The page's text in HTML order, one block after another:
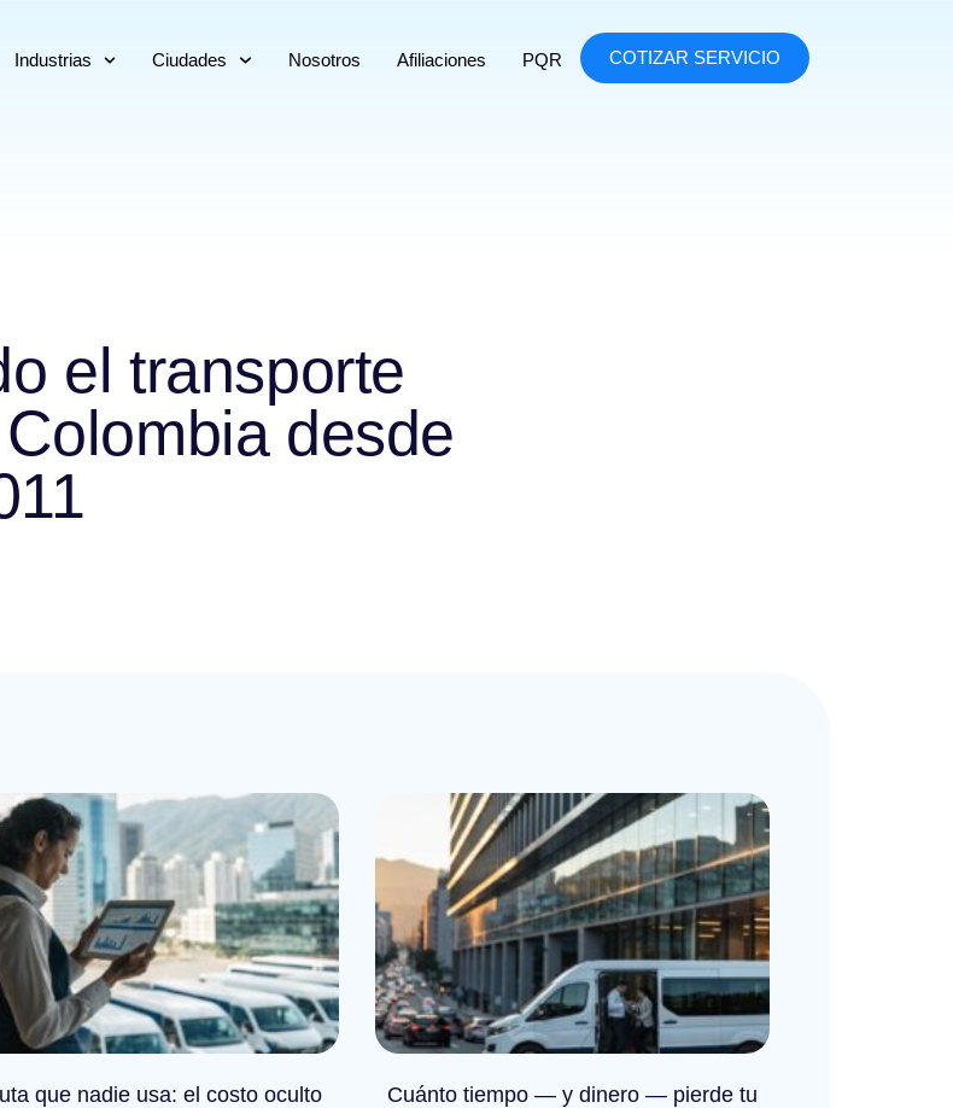
Industrias Ciudades Nosotros Afiliaciones PQR COTIZAR SERVICIO
el transporte
desde
que nadie usa: el costo oculto
Cuánto tiempo — y dinero — pierde tu